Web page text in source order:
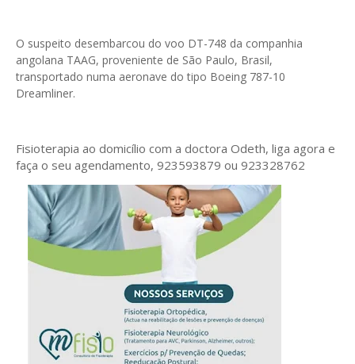
O suspeito desembarcou do voo DT-748 da companhia
angolana TAAG, proveniente de São Paulo, Brasil,
transportado numa aeronave do tipo Boeing 787-10
Dreamliner.
Fisioterapia ao domicílio com a doctora Odeth, liga agora e
faça o seu agendamento, 923593879 ou 923328762